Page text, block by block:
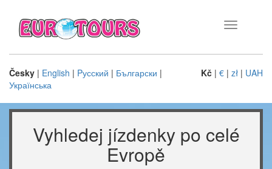
Toggle
Česky | English | Pусский | Български |
Українська
Kč| €| zł| UAH
Vyhledej jízdenky po celé
Evropě